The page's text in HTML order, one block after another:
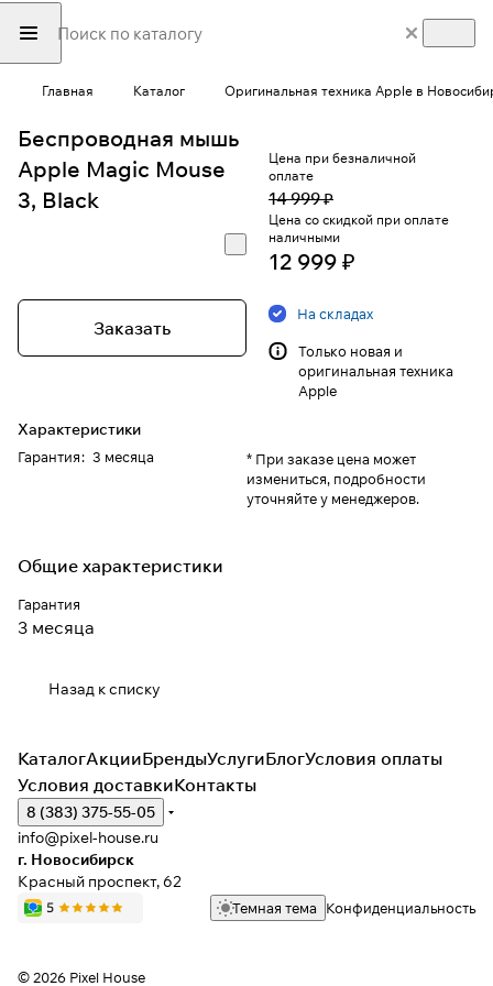
Главная Каталог Оригинальная техника Apple в
Беспроводная мышь
Apple Magic Mouse
3, Black
Заказать
Характеристики
Гарантия: 3 месяца
Цена при безналичной
оплате
14 999 ₽
Цена со скидкой при оплате
наличными
12 999 ₽
На складах
Только новая и
оригинальная техника
Apple
* При заказе цена может
измениться, подробности
уточняйте у менеджеров.
Общие характеристики
Гарантия
3 месяца
Назад к списку
КаталогАкцииБрендыУслугиБлогУсловия оплаты
Условия доставкиКонтакты
8 (383) 375-55-05
info@pixel-house.ru
г. Новосибирск
Красный проспект, 62
Темная тема Конфиденциальность
© 2026 Pixel House